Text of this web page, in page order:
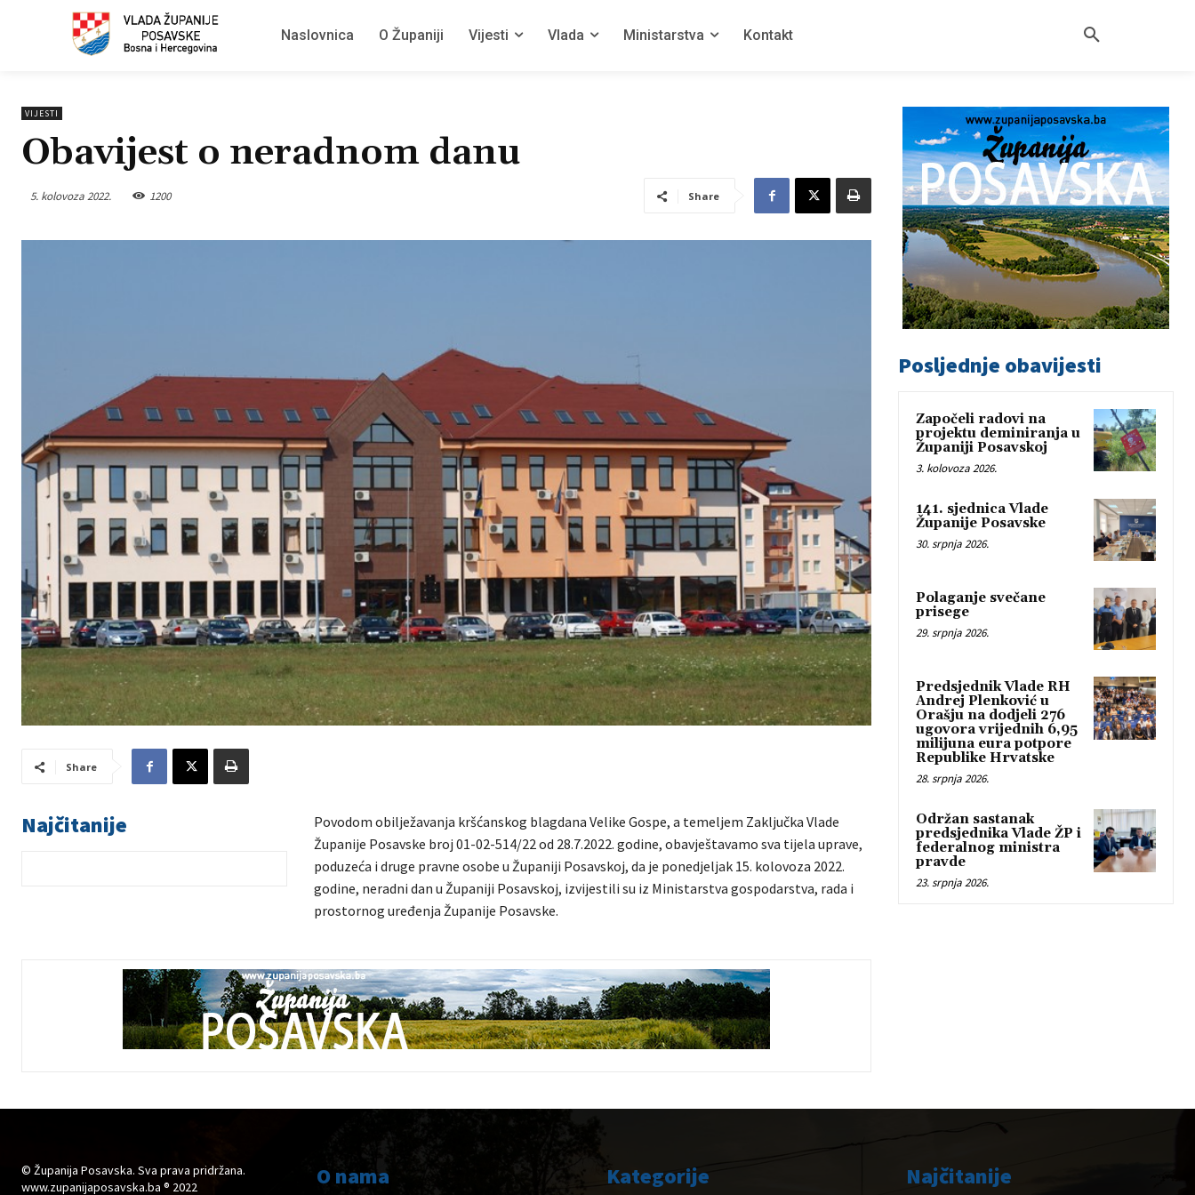
Naslovnica O Županiji Vijesti Vlada Ministarstva Kontakt
VIJESTI
Obavijest o neradnom danu
5. kolovoza 2022. 1200 Share
Share
Najčitanije
Povodom obilježavanja kršćanskog blagdana Velike Gospe, a temeljem Zaključka Vlade
Županije Posavske broj 01-02-514/22 od 28.7.2022. godine, obavještavamo sva tijela uprave,
poduzeća i druge pravne osobe u Županiji Posavskoj, da je ponedjeljak 15. kolovoza 2022.
godine, neradni dan u Županiji Posavskoj, izvijestili su iz Ministarstva gospodarstva, rada i
prostornog uređenja Županije Posavske.
Posljednje obavijesti
Započeli radovi na
projektu deminiranja u
Županiji Posavskoj
3. kolovoza 2026.
141. sjednica Vlade
Županije Posavske
30. srpnja 2026.
Polaganje svečane
prisege
29. srpnja 2026.
Predsjednik Vlade RH
Andrej Plenković u
Orašju na dodjeli 276
ugovora vrijednih 6,95
milijuna eura potpore
Republike Hrvatske
28. srpnja 2026.
Održan sastanak
predsjednika Vlade ŽP i
federalnog ministra
pravde
23. srpnja 2026.
© Županija Posavska. Sva prava pridržana.
www.zupanijaposavska.ba ® 2022
O nama Kategorije Najčitanije